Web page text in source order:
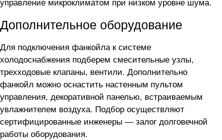
управление микроклиматом при низком уровне шума.
Дополнительное оборудование
Для подключения фанкойла к системе
холодоснабжения подберем смесительные узлы,
трехходовые клапаны, вентили. Дополнительно
фанкойл можно оснастить настенным пультом
управления, декоративной панелью, встраиваемым
увлажнителем воздуха. Подбор осуществляют
сертифицированные инженеры — залог долговечной
работы оборудования.